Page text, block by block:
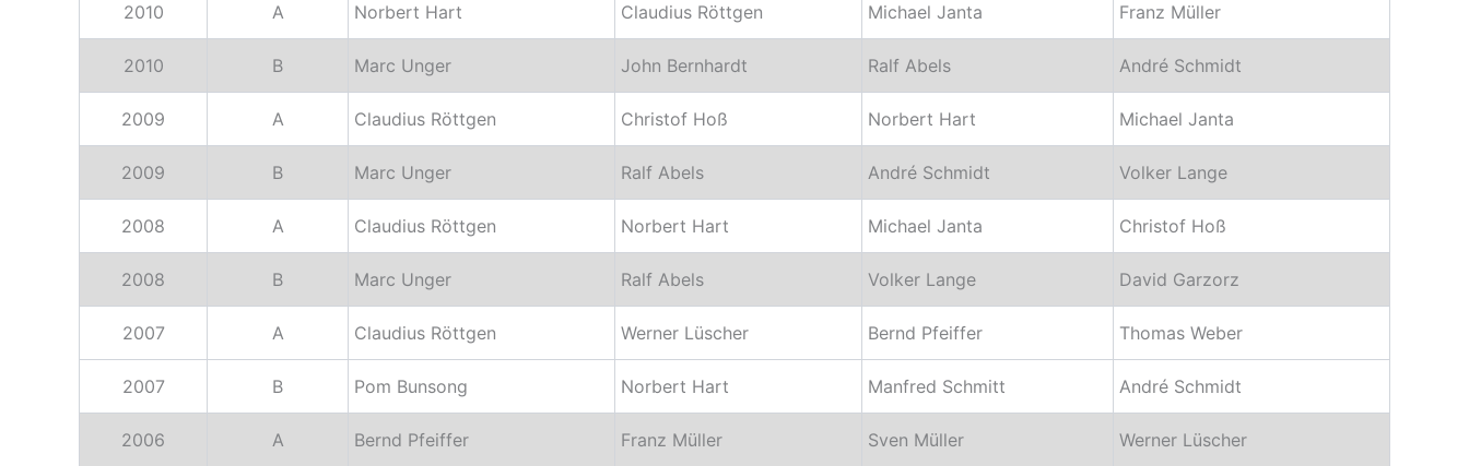
2010 A Norbert Hart Claudius Röttgen Michael Janta Franz Müller
2010 B Marc Unger John Bernhardt Ralf Abels André Schmidt
2009 A Claudius Röttgen Christof Hoß Norbert Hart Michael Janta
2009 B Marc Unger Ralf Abels André Schmidt Volker Lange
2008 A Claudius Röttgen Norbert Hart Michael Janta Christof Hoß
2008 B Marc Unger Ralf Abels Volker Lange David Garzorz
2007 A Claudius Röttgen Werner Lüscher Bernd Pfeiffer Thomas Weber
2007 B Pom Bunsong Norbert Hart Manfred Schmitt André Schmidt
2006 A Bernd Pfeiffer Franz Müller Sven Müller Werner Lüscher